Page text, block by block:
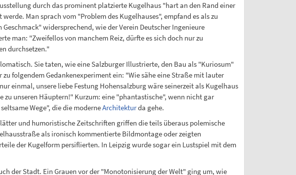
durch das prominent platzierte Kugelhaus "hart an den Rand einer
Man sprach vom "Problem des Kugelhauses", empfand es als zu
widersprechend, wie der Verein Deutscher Ingenieure
man: "Zweifellos von manchem Reiz, dürfte es sich doch nur zu
durchsetzen."
Sie taten, wie eine Salzburger Illustrierte, den Bau als "Kuriosum"
zu folgendem Gedankenexperiment ein: "Wie sähe eine Straße mit lauter
einmal, unsere liebe Festung Hohensalzburg wäre seinerzeit als Kugelhaus
zu unseren Häuptern!" Kurzum: eine "phantastische", wenn nicht gar
Wege", die die moderneArchitekturda gehe.
und humoristische Zeitschriften griffen die teils überaus polemische
als ironisch kommentierte Bildmontage oder zeigten
der Kugelform persiflierten. In Leipzig wurde sogar ein Lustspiel mit dem
der Stadt. Ein Grauen vor der "Monotonisierung der Welt" ging um, wie